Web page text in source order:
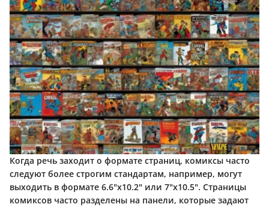
Когда речь заходит о формате страниц, комиксы часто
следуют более строгим стандартам, например, могут
выходить в формате 6.6"x10.2" или 7"x10.5". Страницы
комиксов часто разделены на панели, которые задают